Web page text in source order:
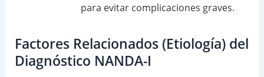
para evitar complicaciones graves.
Factores Relacionados (Etiología) del
Diagnóstico NANDA-I